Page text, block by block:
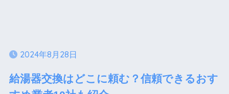
2024年8月28日
給湯器交換はどこに頼む？信頼できるおす